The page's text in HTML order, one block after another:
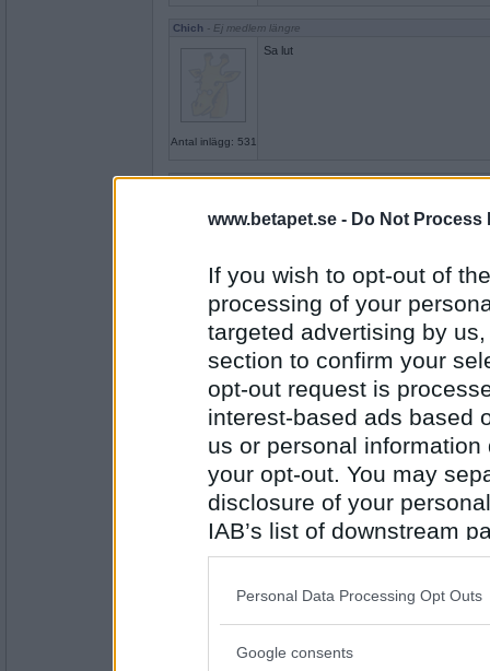
www.betapet.se - Do Not Process
If you wish to opt-out of
processing of your
targeted advertising by
section to confirm your
opt-out request is
interest-based ads based
us or personal
your opt-out. You may
disclosure of your
IAB’s list of downstream
also be disclosed by us
Downstream Participants
Please note that this
Personal Data Processing Opt Outs
Google consents
Chich - Ej medlem längre
Antal inlägg: 531
Sa lut
Rombis- Ej medlem längre
12458
- Ej medlem längre
4523
Fisk lukt
Fulfrisyr
Antal inlägg:
Lukt sinne